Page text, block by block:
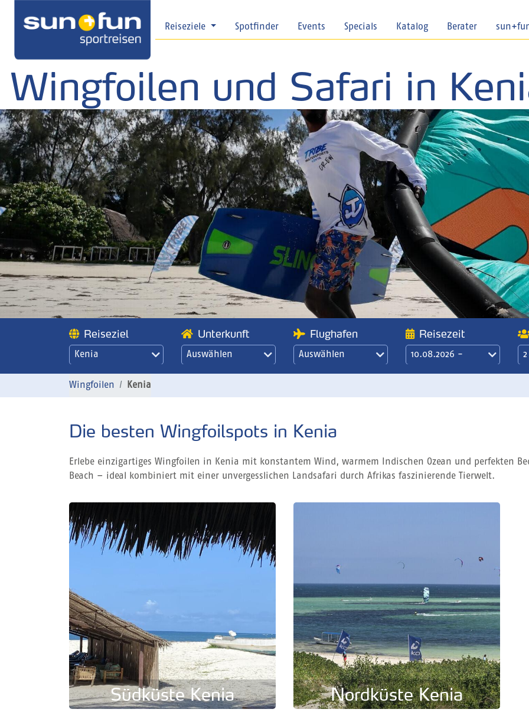
Reiseziele Spotfinder Events Specials Katalog Berater
Wingfoilen und Safari in
Reiseziel
Kenia
Unterkunft
Auswählen
Flughafen
Auswählen
Reisezeit
10.08.2026 -
/ 3 Wochen
Wingfoilen Kenia
Die besten Wingfoilspots in Kenia
Erlebe einzigartiges Wingfoilen in Kenia mit konstantem Wind, warmem Indischen Ozean und perfekten
Beach – ideal kombiniert mit einer unvergesslichen Landsafari durch Afrikas faszinierende Tierwelt.
Südküste Kenia Nordküste Kenia